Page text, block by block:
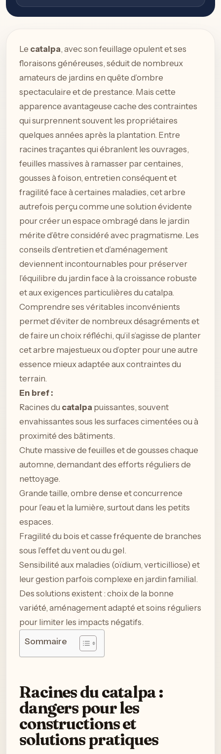
Le catalpa, avec son feuillage opulent et ses
floraisons généreuses, séduit de nombreux
amateurs de jardins en quête d’ombre
spectaculaire et de prestance. Mais cette
apparence avantageuse cache des contraintes
qui surprennent souvent les propriétaires
quelques années après la plantation. Entre
racines traçantes qui ébranlent les ouvrages,
feuilles massives à ramasser par centaines,
gousses à foison, entretien conséquent et
fragilité face à certaines maladies, cet arbre
autrefois perçu comme une solution évidente
pour créer un espace ombragé dans le jardin
mérite d’être considéré avec pragmatisme. Les
conseils d’entretien et d’aménagement
deviennent incontournables pour préserver
l’équilibre du jardin face à la croissance robuste
et aux exigences particulières du catalpa.
Comprendre ses véritables inconvénients
permet d’éviter de nombreux désagréments et
de faire un choix réfléchi, qu’il s’agisse de planter
cet arbre majestueux ou d’opter pour une autre
essence mieux adaptée aux contraintes du
terrain.
En bref :
Racines du catalpa puissantes, souvent
envahissantes sous les surfaces cimentées ou à
proximité des bâtiments.
Chute massive de feuilles et de gousses chaque
automne, demandant des efforts réguliers de
nettoyage.
Grande taille, ombre dense et concurrence
pour l’eau et la lumière, surtout dans les petits
espaces.
Fragilité du bois et casse fréquente de branches
sous l’effet du vent ou du gel.
Sensibilité aux maladies (oïdium, verticilliose) et
leur gestion parfois complexe en jardin familial.
Des solutions existent : choix de la bonne
variété, aménagement adapté et soins réguliers
pour limiter les impacts négatifs.
Sommaire
Racines du catalpa :
dangers pour les
constructions et
solutions pratiques